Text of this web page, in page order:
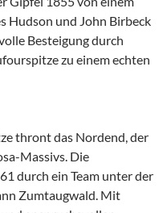
Hudson und John Birbeck
Besteigung durch
zu einem echten
thront das Nordend, der
Massivs. Die
durch ein Team unter der
Zumtaugwald. Mit